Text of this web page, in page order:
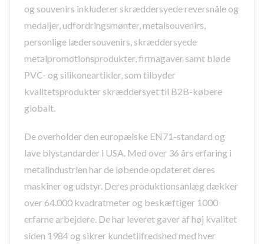
og souvenirs inkluderer skræddersyede reversnåle og
medaljer, udfordringsmønter, metalsouvenirs,
personlige lædersouvenirs, skræddersyede
metalpromotionsprodukter, firmagaver samt bløde
PVC- og silikoneartikler, som tilbyder
kvalitetsprodukter skræddersyet til B2B-købere
globalt.
De overholder den europæiske EN71-standard og
lave blystandarder i USA. Med over 36 års erfaring i
metalindustrien har de løbende opdateret deres
maskiner og udstyr. Deres produktionsanlæg dækker
over 64.000 kvadratmeter og beskæftiger 1000
erfarne arbejdere. De har leveret gaver af høj kvalitet
siden 1984 og sikrer kundetilfredshed med hver